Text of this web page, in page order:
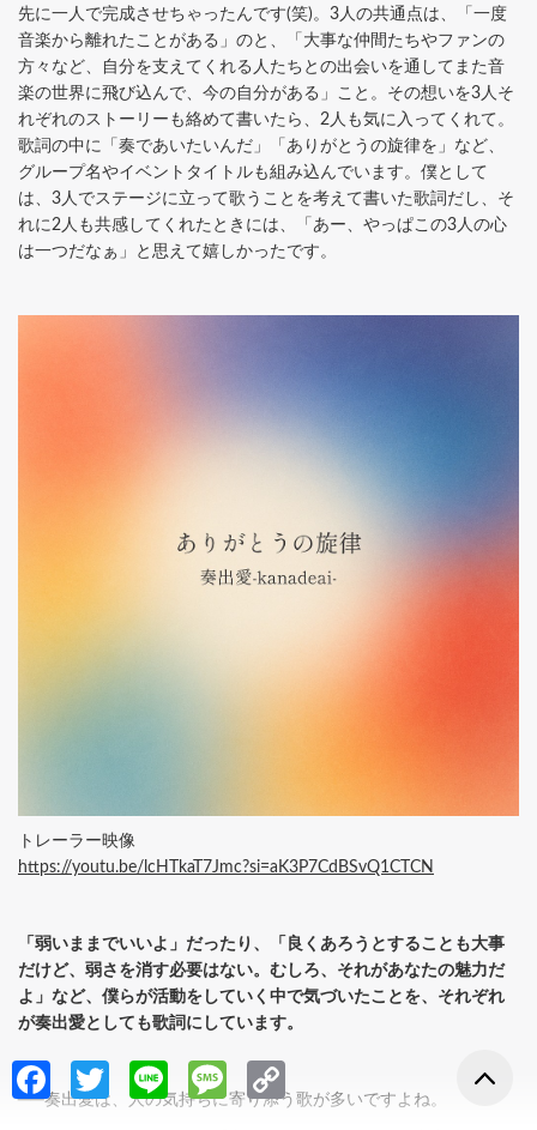
先に一人で完成させちゃったんです(笑)。3人の共通点は、「一度
音楽から離れたことがある」のと、「大事な仲間たちやファンの
方々など、自分を支えてくれる人たちとの出会いを通してまた音
楽の世界に飛び込んで、今の自分がある」こと。その想いを3人そ
れぞれのストーリーも絡めて書いたら、2人も気に入ってくれて。
歌詞の中に「奏であいたいんだ」「ありがとうの旋律を」など、
グループ名やイベントタイトルも組み込んでいます。僕として
は、3人でステージに立って歌うことを考えて書いた歌詞だし、そ
れに2人も共感してくれたときには、「あー、やっぱこの3人の心
は一つだなぁ」と思えて嬉しかったです。
トレーラー映像
https://youtu.be/lcHTkaT7Jmc?si=aK3P7CdBSvQ1CTCN
「弱いままでいいよ」だったり、「良くあろうとすることも大事
だけど、弱さを消す必要はない。むしろ、それがあなたの魅力だ
よ」など、僕らが活動をしていく中で気づいたことを、それぞれ
が奏出愛としても歌詞にしています。
──奏出愛は、人の気持ちに寄り添う歌が多いですよね。
Fa
ce
T
w
Li
n
M
es
o